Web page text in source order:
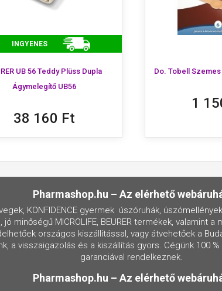
INGYENES
UB 56 Teddy Plüss Dupla
Ágymelegítő UB56
38 160 Ft
Do. Tobell
1
Pharmashop.hu – Az elérhető
KONFIDENCE gyermek úszóruhák,
minőségű MICROLIFE, BEURER termékek, valamint
országos kiszállítással, vagy átvehetőek a
a visszaigazolás és a kiszállítás gyors. Cégünk 100
garanciával rendelkeznek.
Pharmashop.hu – Az elérhető